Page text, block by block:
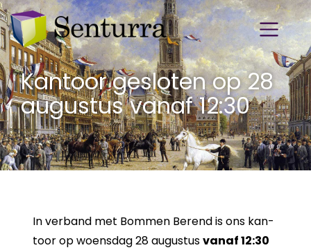
Kantoor gesloten op 28
augustus vanaf 12:30
In ver­band met Bom­men Be­rend is ons kan­
toor op woens­dag 28 au­gus­tusvanaf 12:30